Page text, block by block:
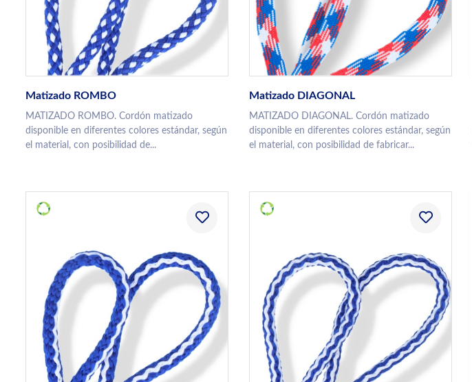
Matizado ROMBO
MATIZADO ROMBO. Cordón matizado
disponible en diferentes colores estándar, según
el material, con posibilidad de...
Matizado DIAGONAL
MATIZADO DIAGONAL. Cordón matizado
disponible en diferentes colores estándar, según
el material, con posibilidad de fabricar...